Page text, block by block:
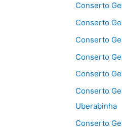
Conserto
Conserto
Conserto
Conserto
Conserto
Conserto
Uberabinha
Conserto